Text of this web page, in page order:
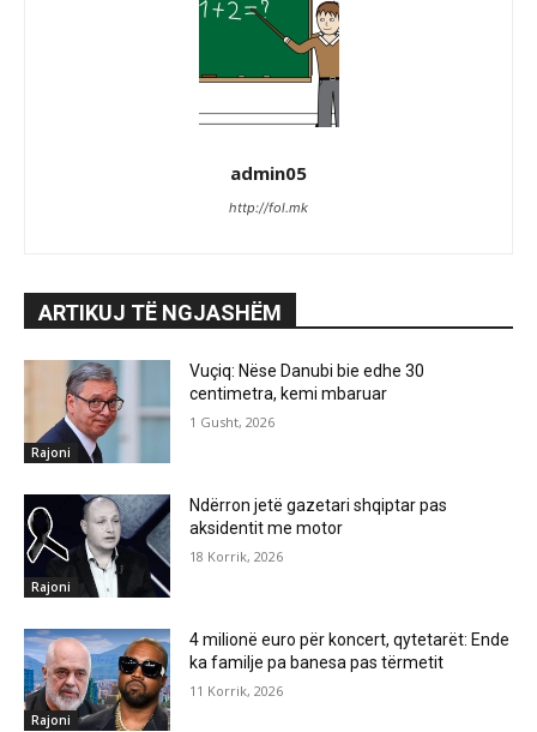
admin05
http://fol.mk
ARTIKUJ TË NGJASHËM
Rajoni
Vuçiq: Nëse Danubi bie edhe 30
centimetra, kemi mbaruar
1 Gusht, 2026
Rajoni
Ndërron jetë gazetari shqiptar pas
aksidentit me motor
18 Korrik, 2026
Rajoni
4 milionë euro për koncert, qytetarët: Ende
ka familje pa banesa pas tërmetit
11 Korrik, 2026